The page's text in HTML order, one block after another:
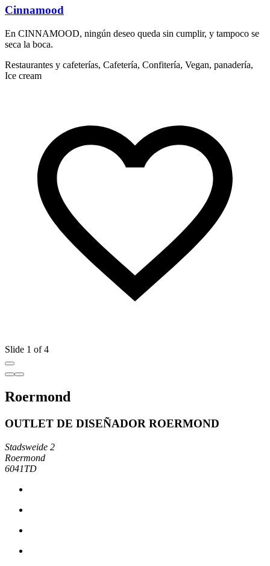
Cinnamood
En CINNAMOOD, ningún deseo queda sin cumplir, y tampoco se
seca la boca.
Restaurantes y cafeterías, Cafetería, Confitería, Vegan, panadería,
Ice cream
Slide 1 of 4
Roermond
OUTLET DE DISEÑADOR ROERMOND
Stadsweide 2
Roermond
6041TD